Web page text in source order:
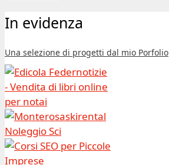
In evidenza
Una selezione di progetti dal mio Porfolio